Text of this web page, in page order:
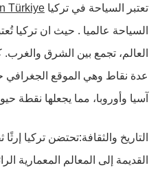
تعتبر السياحة في تركيا Türkiye
السياحة عالميا . حيث ان تركيا
العالم، تجمع بين الشرق والغرب.
عدة نقاط وهي الموقع الجغرافي
آسيا وأوروبا، مما يجعلها نقطة
التاريخ والثقافة:تحتضن تركيا
القديمة إلى المعالم المعمارية